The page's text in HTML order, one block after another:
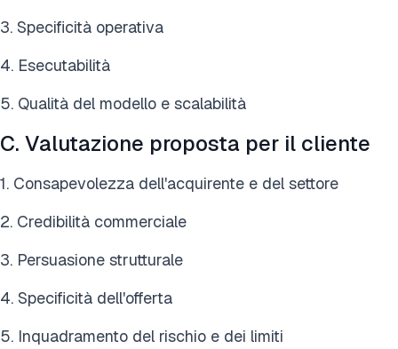
3. Specificità operativa
4. Esecutabilità
5. Qualità del modello e scalabilità
C. Valutazione proposta per il cliente
1. Consapevolezza dell'acquirente e del settore
2. Credibilità commerciale
3. Persuasione strutturale
4. Specificità dell'offerta
5. Inquadramento del rischio e dei limiti